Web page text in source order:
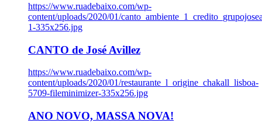
https://www.ruadebaixo.com/wp-
content/uploads/2020/01/
1-335x256.jpg
CANTO de José Avillez
https://www.ruadebaixo.com/wp-
content/uploads/2020/01/restaurante_l_origine_chakall_lisboa-
5709-fileminimizer-335x256.jpg
ANO NOVO, MASSA NOVA!